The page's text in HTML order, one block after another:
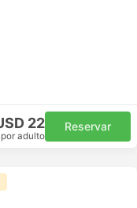
22
por adulto
Reservar